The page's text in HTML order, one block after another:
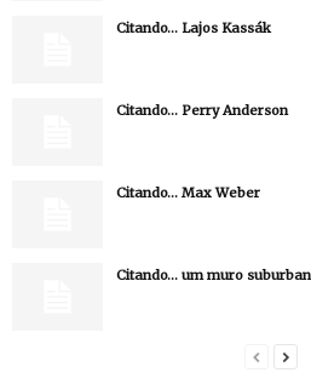
Citando… Lajos Kassák
Citando… Perry Anderson
Citando… Max Weber
Citando… um muro